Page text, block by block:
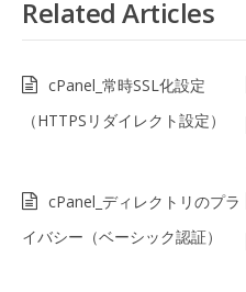
Related Articles
cPanel_常時SSL化設定
（HTTPSリダイレクト設定）
cPanel_ディレクトリのプラ
イバシー（ベーシック認証）